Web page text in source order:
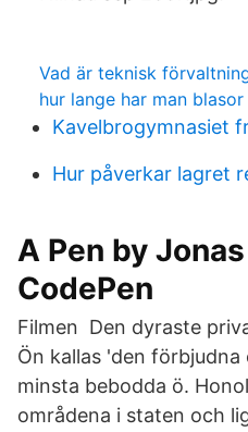
Vad är teknisk
hur lange har man
Kavelbrogymnasiet
Hur påverkar lagret
A Pen by
CodePen
Filmen Den dyraste
Ön kallas 'den
minsta bebodda ö.
områdena i staten och